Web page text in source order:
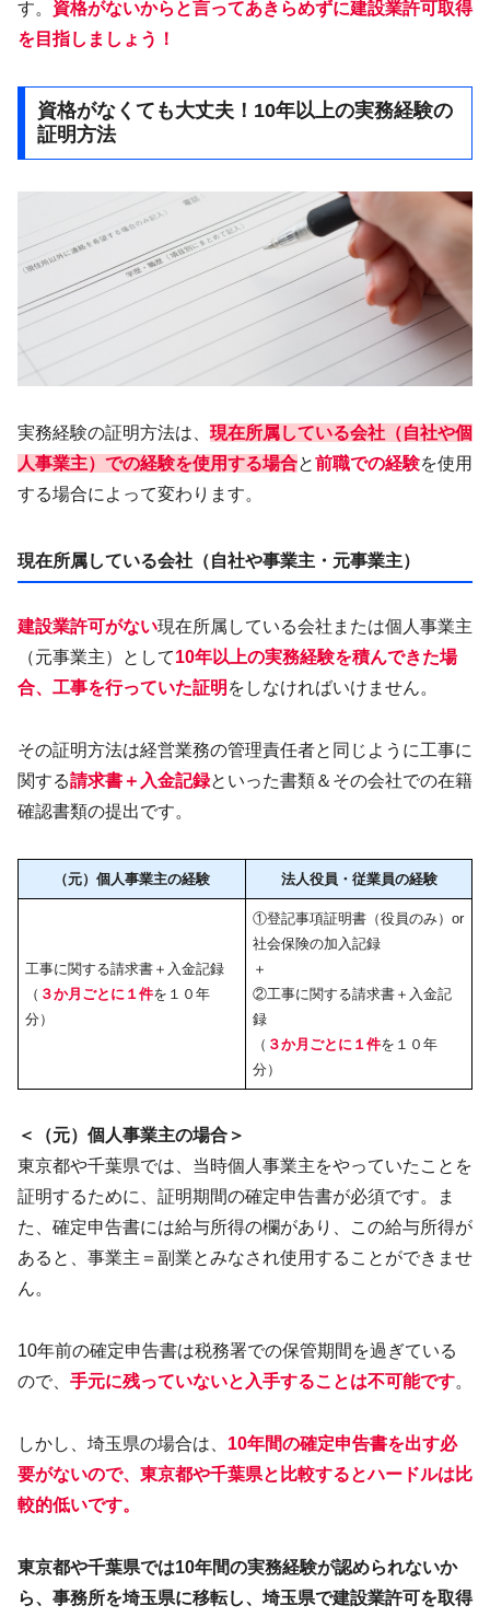
す。 資格がないからと言ってあきらめずに建設業許可取得
を目指しましょう！
資格がなくても大丈夫！10年以上の実務経験の
証明方法
実務経験の証明方法は、 現在所属している会社（自社や個
人事業主）での経験を使用する場合と前職での経験を使用
する場合によって変わります。
現在所属している会社（自社や事業主・元事業主）
建設業許可がない現在所属している会社または個人事業主
（元事業主）として10年以上の実務経験を積んできた場
合、工事を行っていた証明 をしなければいけません。
その証明方法は経営業務の管理責任者と同じように工事に
関する請求書＋入金記録といった書類＆その会社での在籍
確認書類の提出です。
（元）個人事業主の経験 法人役員・従業員の経験
工事に関する請求書＋入金記録
（ ３か月ごとに１件を１０年
分）
①登記事項証明書（役員のみ）or
社会保険の加入記録
＋
②工事に関する請求書＋入金記
録
（ ３か月ごとに１件を１０年
分）
＜（元）個人事業主の場合＞
東京都や千葉県では、当時個人事業主をやっていたことを
証明するために、証明期間の確定申告書が必須です。ま
た、確定申告書には給与所得の欄があり、この給与所得が
あると、事業主＝副業とみなされ使用することができませ
ん。
10年前の確定申告書は税務署での保管期間を過ぎている
ので、 手元に残っていないと入手することは不可能です。
しかし、埼玉県の場合は、 10年間の確定申告書を出す必
要がないので、東京都や千葉県と比較するとハードルは比
較的低いです。
東京都や千葉県では10年間の実務経験が認められないか
ら、事務所を埼玉県に移転し、埼玉県で建設業許可を取得